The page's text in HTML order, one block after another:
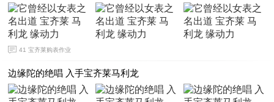
41 宝齐莱购表作业
边缘陀的绝唱 入手宝齐莱马利龙